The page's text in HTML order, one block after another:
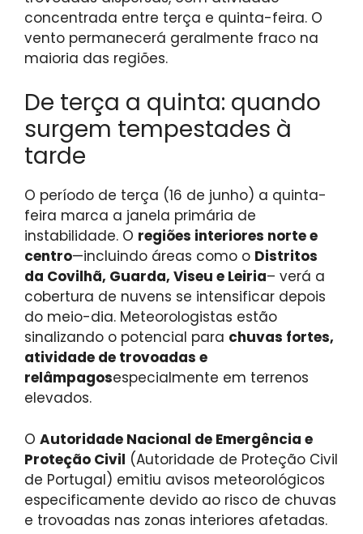
concentrada entre terça e quinta-feira. O
vento permanecerá geralmente fraco na
maioria das regiões.
De terça a quinta: quando
surgem tempestades à
tarde
O período de terça (16 de junho) a quinta-
feira marca a janela primária de
instabilidade. O regiões interiores norte e
centro—incluindo áreas como o Distritos
da Covilhã, Guarda, Viseu e Leiria– verá a
cobertura de nuvens se intensificar depois
do meio-dia. Meteorologistas estão
sinalizando o potencial para chuvas fortes,
atividade de trovoadas e
relâmpagosespecialmente em terrenos
elevados.
O Autoridade Nacional de Emergência e
Proteção Civil (Autoridade de Proteção Civil
de Portugal) emitiu avisos meteorológicos
especificamente devido ao risco de chuvas
e trovoadas nas zonas interiores afetadas.